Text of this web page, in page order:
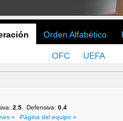
Orden Alfabético
OFC UEFA
2.5 Defensiva: 0.4
»
Página del equipo »